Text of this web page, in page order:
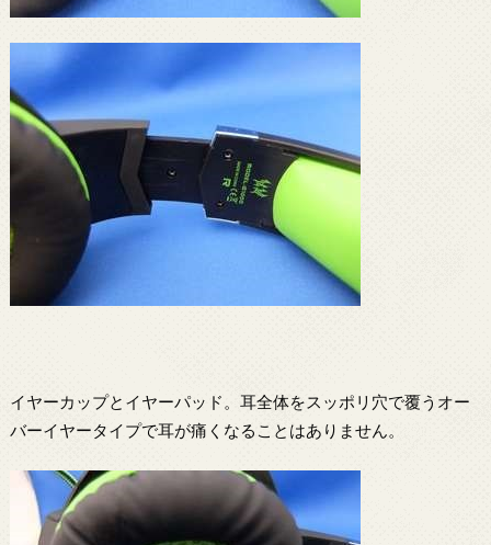
イヤーカップとイヤーパッド。耳全体をスッポリ穴で覆うオー
バーイヤータイプで耳が痛くなることはありません。